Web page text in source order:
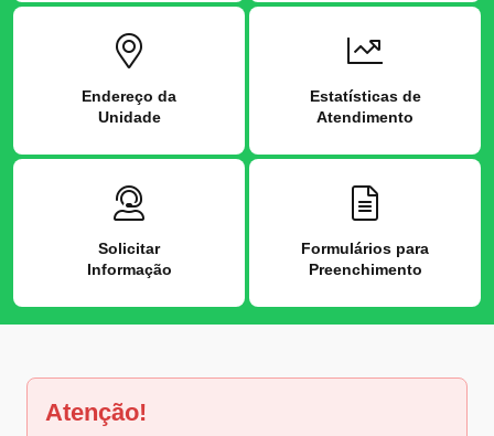
Endereço da
Unidade
Estatísticas de
Atendimento
Solicitar
Informação
Formulários para
Preenchimento
Atenção!